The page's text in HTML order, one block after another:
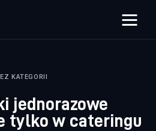
KATEGORII
jednorazowe
tylko w cateringu